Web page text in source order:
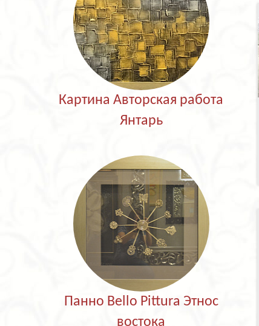
Картина Авторская работа
Янтарь
Панно Bello Pittura Этнос
востока